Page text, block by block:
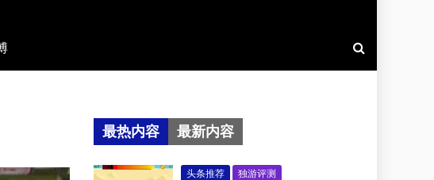
最热内容 最新内容
头条推荐 独游评测